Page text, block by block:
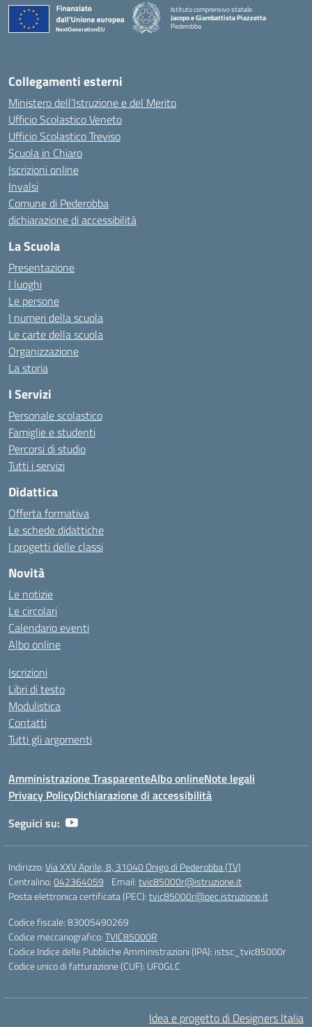
Istituto comprensivo statale
Jacopo e Giambattista Piazzetta
Pederobba
Collegamenti esterni
Ministero dell’Istruzione e del Merito
Ufficio Scolastico Veneto
Ufficio Scolastico Treviso
Scuola in Chiaro
Iscrizioni online
Invalsi
Comune di Pederobba
dichiarazione di accessibilità
La Scuola
Presentazione
I luoghi
Le persone
I numeri della scuola
Le carte della scuola
Organizzazione
La storia
I Servizi
Personale scolastico
Famiglie e studenti
Percorsi di studio
Tutti i servizi
Didattica
Offerta formativa
Le schede didattiche
I progetti delle classi
Novità
Le notizie
Le circolari
Calendario eventi
Albo online
Iscrizioni
Libri di testo
Modulistica
Contatti
Tutti gli argomenti
Amministrazione TrasparenteAlbo onlineNote legali
Privacy PolicyDichiarazione di accessibilità
Seguici su:
Indirizzo:Via XXV Aprile, 8, 31040 Onigo di Pederobba (TV)
Centralino:042364059 Email:tvic85000r@istruzione.it
Posta elettronica certificata (PEC):tvic85000r@pec.istruzione.it
Codice fiscale: 83005490269
Codice meccanografico:TVIC85000R
Codice Indice delle Pubbliche Amministrazioni (IPA): istsc_tvic85000r
Codice unico di fatturazione (CUF): UF0GLC
Idea e progetto di Designers Italia